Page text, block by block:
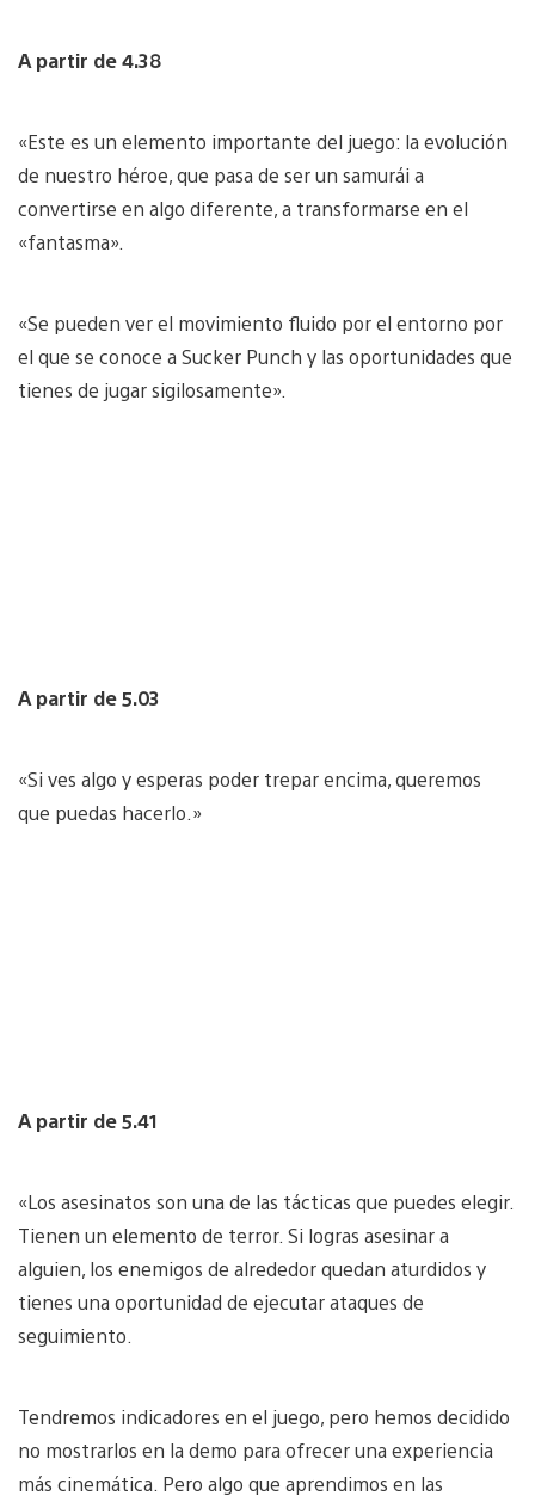
A partir de 4.38
«Este es un elemento importante del juego: la evolución
de nuestro héroe, que pasa de ser un samurái a
convertirse en algo diferente, a transformarse en el
«fantasma».
«Se pueden ver el movimiento fluido por el entorno por
el que se conoce a Sucker Punch y las oportunidades que
tienes de jugar sigilosamente».
A partir de 5.03
«Si ves algo y esperas poder trepar encima, queremos
que puedas hacerlo.»
A partir de 5.41
«Los asesinatos son una de las tácticas que puedes elegir.
Tienen un elemento de terror. Si logras asesinar a
alguien, los enemigos de alrededor quedan aturdidos y
tienes una oportunidad de ejecutar ataques de
seguimiento.
Tendremos indicadores en el juego, pero hemos decidido
no mostrarlos en la demo para ofrecer una experiencia
más cinemática. Pero algo que aprendimos en las